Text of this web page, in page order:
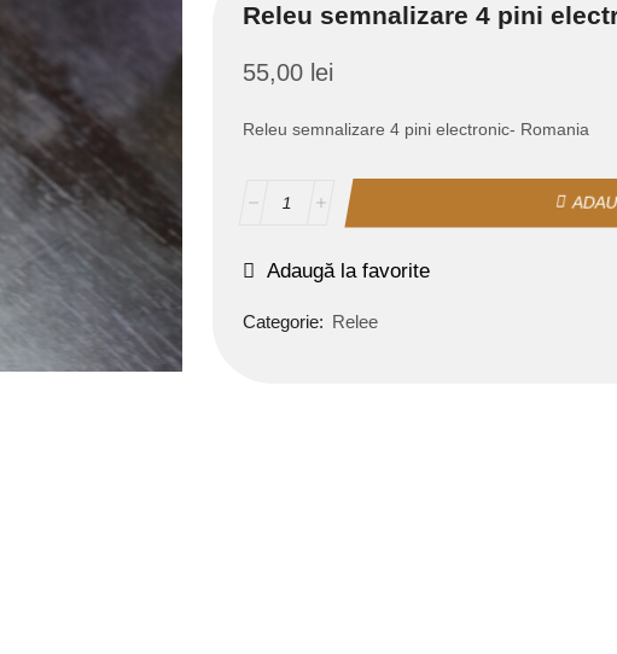
Releu semnalizare 4 pini
55,00 lei
Releu semnalizare 4 pini electronic- Romania
Adaugă la favorite
Categorie: Relee